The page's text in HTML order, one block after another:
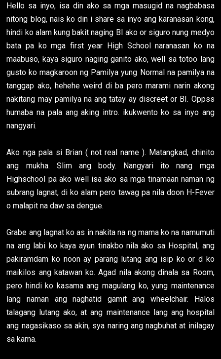
Hello sa inyo, isa din ako sa mga masugid na nagbabasa
nitong blog, nais ko din i share sa inyo ang karanasan kong,
hindi ko alam kung bakit naging BI ako or siguro nung medyo
bata pa ko mga first year High School naranasan ko na
maabuso, kaya siguro naging ganito ako, well sa totoo lang
gusto ko magkaroon ng Pamilya yung Normal na pamilya na
tanggap ako, hehehe weird di ba pero marami narin akong
nakitang may pamilya na ang tatay ay discreet or BI. Oppss
humaba na pala ang aking intro. ikukwento ko sa inyo ang
nangyari.
Ako nga pala si Brian ( not real name ). Matangkad, chinito
ang mukha. Slim ang body. Nangyari ito nang mga
Highschool pa ako well isa ako sa mga tinamaan naman ng
subrang lagnat, di ko alam pero tawag pa nila doon H-Fever
o malapit na daw sa dengue.
Grabe ang lagnat ko as in nakita na ng mama ko na namumuti
na ang labi ko kaya ayun tinakbo nila ako sa Hospital, ang
pakiramdam ko noon ay parang lutang ang isip ko or d ko
maikilos ang katawan ko. Agad nila akong dinala sa Room,
pero hindi ko kasama ang magulang ko, yung maintenance
lang naman ang naghatid gamit ang wheelchair. Halos
talagang lutang ako, at ang maintenance lang ang hospital
ang nagasikaso sa akin, sya naring ang nagbuhat at inilagay
sa kama.